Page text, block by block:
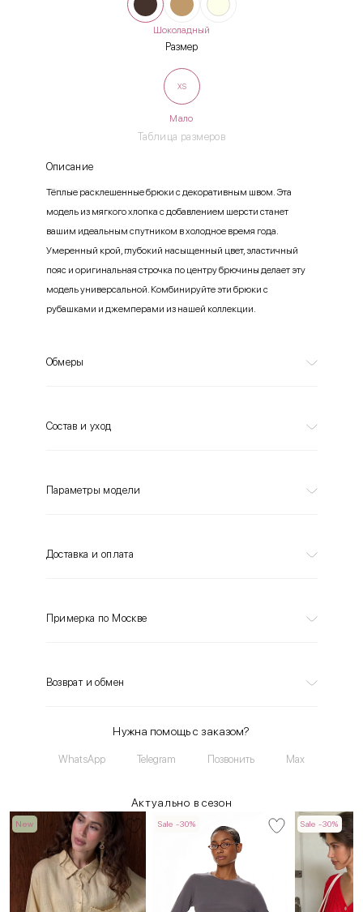
Шоколадный
Размер
Таблица размеров
XS
Мало
Описание
Тёплые расклешенные брюки с декоративным швом. Эта
модель из мягкого хлопка с добавлением шерсти станет
вашим идеальным спутником в холодное время года.
Умеренный крой, глубокий насыщенный цвет, эластичный
пояс и оригинальная строчка по центру брючины делает эту
модель универсальной. Комбинируйте эти брюки с
рубашками и джемперами из нашей коллекции.
Обмеры
Состав и уход
Параметры модели
Доставка и оплата
Примерка по Москве
Возврат и обмен
Нужна помощь с заказом?
WhatsApp Telegram Позвонить Max
Актуально в сезон
New Sale -30% Sale -30%